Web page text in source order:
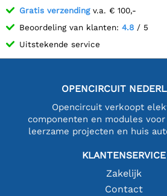
Gratis verzendingv.a. € 100,-
Beoordeling van klanten: 4.8 / 5
Uitstekende service
OPENCIRCUIT
Opencircuit verkoopt
componenten en modules
leerzame projecten en huis
KLANTENSERVICE
Zakelijk
Contact